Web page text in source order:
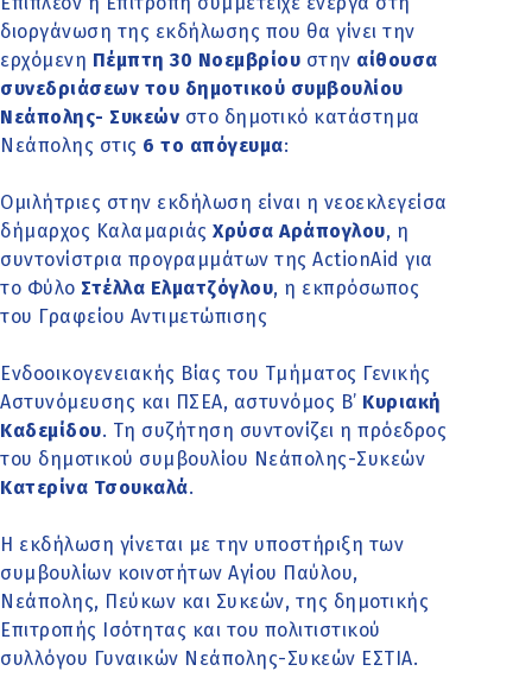
διοργάνωση της εκδήλωσης που θα γίνει την
ερχόμενη Πέμπτη 30 Νοεμβρίου στην αίθουσα
συνεδριάσεων του δημοτικού συμβουλίου
Νεάπολης- Συκεών στο δημοτικό κατάστημα
Νεάπολης στις 6 το απόγευμα:
Ομιλήτριες στην εκδήλωση είναι η νεοεκλεγείσα
δήμαρχος Καλαμαριάς Χρύσα Αράπογλου, η
συντονίστρια προγραμμάτων της ActionAid για
το Φύλο Στέλλα Ελματζόγλου, η εκπρόσωπος
του Γραφείου Αντιμετώπισης
Ενδοοικογενειακής Βίας του Τμήματος Γενικής
Αστυνόμευσης και ΠΣΕΑ, αστυνόμος Β’ Κυριακή
Καδεμίδου. Τη συζήτηση συντονίζει η πρόεδρος
του δημοτικού συμβουλίου Νεάπολης-Συκεών
Κατερίνα Τσουκαλά.
Η εκδήλωση γίνεται με την υποστήριξη των
συμβουλίων κοινοτήτων Αγίου Παύλου,
Νεάπολης, Πεύκων και Συκεών, της δημοτικής
Επιτροπής Ισότητας και του πολιτιστικού
συλλόγου Γυναικών Νεάπολης-Συκεών ΕΣΤΙΑ.